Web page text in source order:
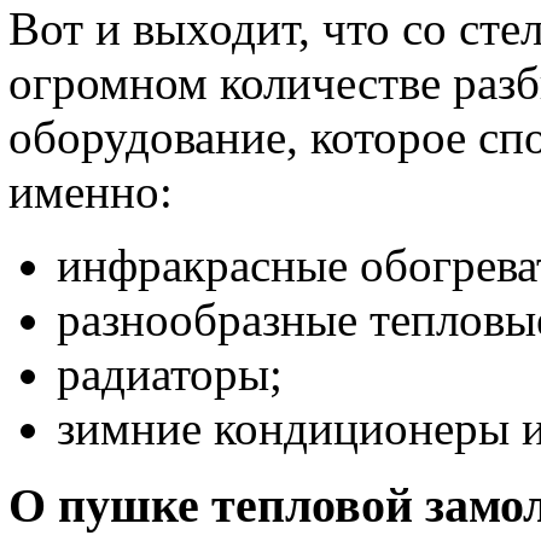
Вот и выходит, что со
огромном количестве
оборудование, которое
именно:
инфракрасные
разнообразные
радиаторы;
зимние кондиционеры
О пушке тепловой